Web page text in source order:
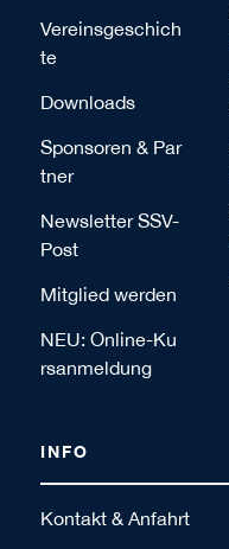
Vereinsgeschich
te
Downloads
Sponsoren & Par
tner
Newsletter SSV-
Post
Mitglied werden
NEU: Online-Ku
rsanmeldung
INFO
Kontakt & Anfahrt